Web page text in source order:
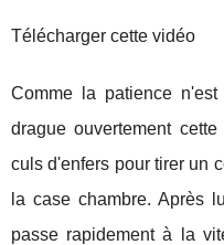
Télécharger cette vidéo
Comme la patience
drague ouvertement
culs d'enfers pour tirer un
la case chambre. Après
passe rapidement à la